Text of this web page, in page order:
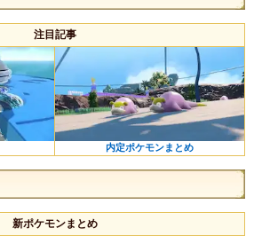
注目記事
内定ポケモンまとめ
新ポケモンまとめ